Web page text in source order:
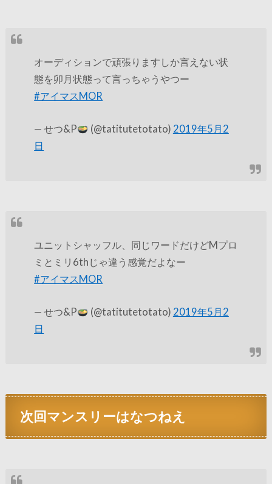
オーディションで頑張りますしか言えない状
態を卯月状態って言っちゃうやつー
#アイマスMOR
— せつ&P (@tatitutetotato) 2019年5月2
日
ユニットシャッフル、同じワードだけどMプロ
ミとミリ6thじゃ違う感覚だよなー
#アイマスMOR
— せつ&P (@tatitutetotato) 2019年5月2
日
次回マンスリーはなつねえ